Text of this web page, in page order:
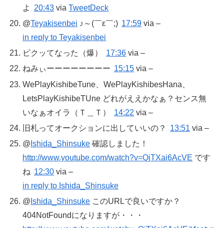
よ
20:43 viaTweetDeck
@Teyakisenbei ♪～(￣ε￣;) 17:59 via –
in reply to Teyakisenbei
ビクッてなった（爆）
17:36 via –
ねみぃーーーーーーーー 15:15 via –
WePlayKishibeTune、WePlayKishibesHana、
LetsPlayKishibeTUne どれがええかなぁ？センス無
いなぁオイラ（Ｔ＿Ｔ）
14:22 via –
旧札ってオークションに出していいの？
13:51 via –
@ Ishida_Shinsuke 確認しました！
http://www.youtube.com/watch?v=QjTXai6AcVE です
ね 12:30 via –
in reply to Ishida_Shinsuke
@ Ishida_Shinsuke このURLで良いですか？
404NotFoundになりますが・・・